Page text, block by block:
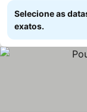
Selecione as
exatos.